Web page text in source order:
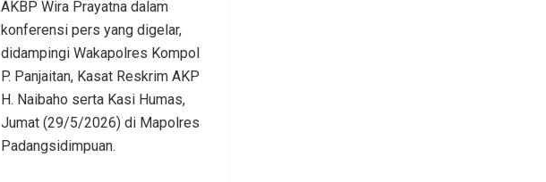
AKBP Wira Prayatna dalam
konferensi pers yang digelar,
didampingi Wakapolres Kompol
P. Panjaitan, Kasat Reskrim AKP
H. Naibaho serta Kasi Humas,
Jumat (29/5/2026) di Mapolres
Padangsidimpuan.